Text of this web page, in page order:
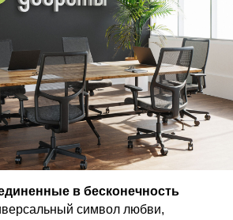
в бесконечность
символ любви,